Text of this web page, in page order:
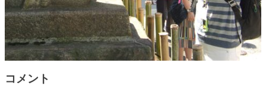
コメント